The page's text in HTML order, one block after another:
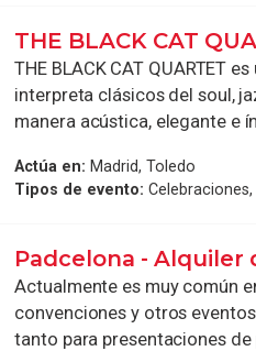
THE BLACK CAT
THE BLACK CAT QUARTET
interpreta clásicos del soul,
manera acústica, elegante e
Actúa en: Madrid, Toledo
Tipos de evento: Celebraciones,
Padcelona - Alquiler
Actualmente es muy común
convenciones y otros
tanto para presentaciones